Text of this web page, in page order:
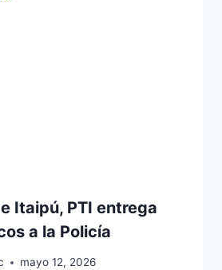
Itaipú, PTI entrega
a la Policía
mayo 12, 2026